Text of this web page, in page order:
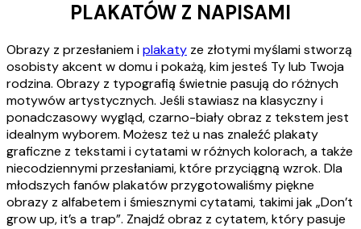
PLAKATÓW Z NAPISAMI
Obrazy z przesłaniem iplakaty ze złotymi myślami stworzą
osobisty akcent w domu i pokażą, kim jesteś Ty lub Twoja
rodzina. Obrazy z typografią świetnie pasują do różnych
motywów artystycznych. Jeśli stawiasz na klasyczny i
ponadczasowy wygląd, czarno-biały obraz z tekstem jest
idealnym wyborem. Możesz też u nas znaleźć plakaty
graficzne z tekstami i cytatami w różnych kolorach, a także
niecodziennymi przesłaniami, które przyciągną wzrok. Dla
młodszych fanów plakatów przygotowaliśmy piękne
obrazy z alfabetem i śmiesznymi cytatami, takimi jak „Don’t
grow up, it’s a trap”. Znajdź obraz z cytatem, który pasuje